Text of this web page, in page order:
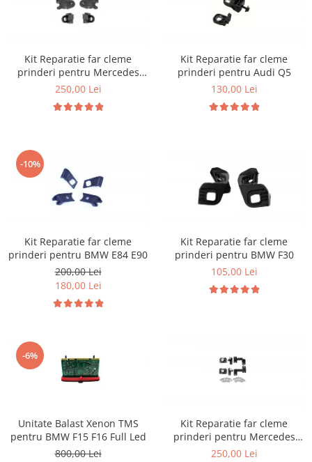
Kit Reparatie far cleme
prinderi pentru Mercedes
W205
250,00 Lei
Kit Reparatie far cleme
prinderi pentru Audi Q5
130,00 Lei
-10%
Kit Reparatie far cleme
prinderi pentru BMW E84 E90
200,00 Lei
180,00 Lei
Kit Reparatie far cleme
prinderi pentru BMW F30
105,00 Lei
-6%
Unitate Balast Xenon TMS
pentru BMW F15 F16 Full Led
800,00 Lei
Kit Reparatie far cleme
prinderi pentru Mercedes
W177 W118
250,00 Lei